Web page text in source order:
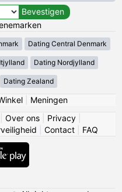
Dating Central Denmark
Dating Nordjylland
Dating Zealand
| Meningen
Over ons Privacy
Contact FAQ